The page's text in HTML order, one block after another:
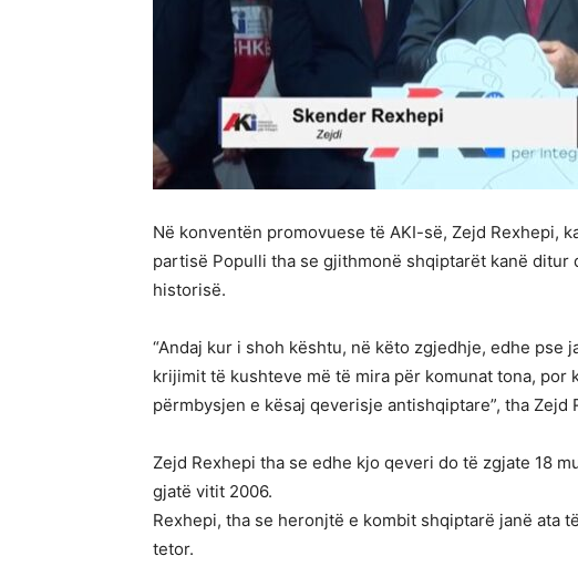
Në konventën promovuese të AKI-së, Zejd Rexhepi,
partisë Populli tha se gjithmonë shqiptarët kanë
historisë.
“Andaj kur i shoh kështu, në këto zgjedhje, edhe
krijimit të kushteve më të mira për komunat tona,
përmbysjen e kësaj qeverisje antishqiptare”, tha Zejd
Zejd Rexhepi tha se edhe kjo qeveri do të zgjate 18
gjatë vitit 2006.
Rexhepi, tha se heronjtë e kombit shqiptarë janë ata
tetor.